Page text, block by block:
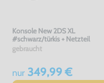
Konsole New 2DS XL
#schwarz/türkis + Netzteil
gebraucht
nur349,99 €